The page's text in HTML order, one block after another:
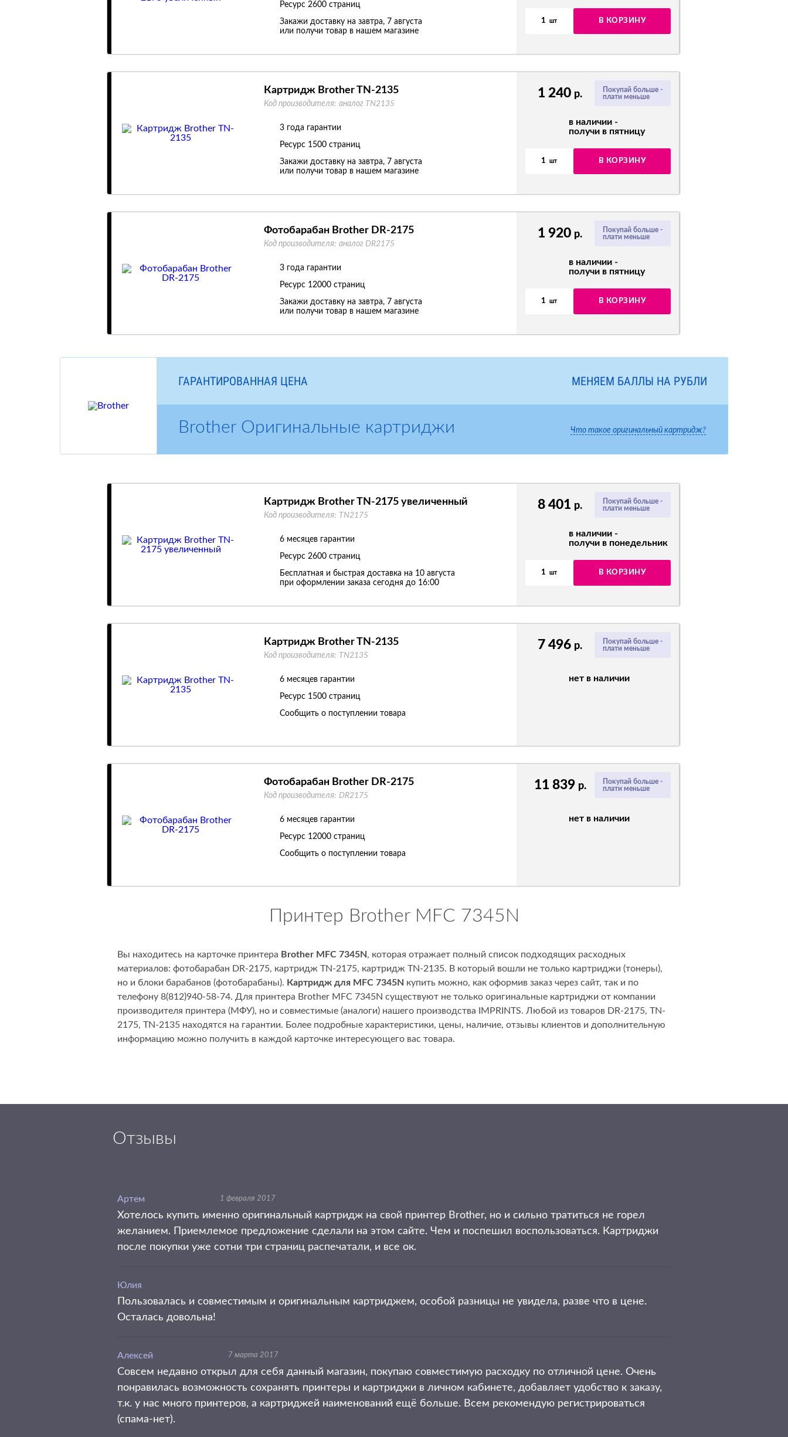
1 шт В КОРЗИНУ
Ресурс 2600 страниц
Закажи доставку на завтра, 7 августа
или получи товар в нашем магазине
Покупай больше -
плати меньше
1 240 р.
в наличии -
получи в пятницу
1 шт В КОРЗИНУ
Картридж Brother TN-2135
Код производителя: аналог TN2135
3 года гарантии
Ресурс 1500 страниц
Закажи доставку на завтра, 7 августа
или получи товар в нашем магазине
Покупай больше -
плати меньше
1 920 р.
в наличии -
получи в пятницу
1 шт В КОРЗИНУ
Фотобарабан Brother DR-2175
Код производителя: аналог DR2175
3 года гарантии
Ресурс 12000 страниц
Закажи доставку на завтра, 7 августа
или получи товар в нашем магазине
МЕНЯЕМ БАЛЛЫ НА РУБЛИ
ГАРАНТИРОВАННАЯ ЦЕНА
Что такое оригинальный картридж?
Brother Оригинальные картриджи
Покупай больше -
плати меньше
8 401 р.
в наличии -
получи в понедельник
1 шт В КОРЗИНУ
Картридж Brother TN-2175 увеличенный
Код производителя: TN2175
6 месяцев гарантии
Ресурс 2600 страниц
Бесплатная и быстрая доставка на 10 августа
при оформлении заказа сегодня до 16:00
Покупай больше -
плати меньше
7 496 р.
нет в наличии
Картридж Brother TN-2135
Код производителя: TN2135
6 месяцев гарантии
Ресурс 1500 страниц
Сообщить о поступлении товара
Покупай больше -
плати меньше
11 839 р.
нет в наличии
Фотобарабан Brother DR-2175
Код производителя: DR2175
6 месяцев гарантии
Ресурс 12000 страниц
Сообщить о поступлении товара
Принтер Brother MFC 7345N
Вы находитесь на карточке принтера Brother MFC 7345N, которая отражает полный список подходящих расходных
материалов: фотобарабан DR-2175, картридж TN-2175, картридж TN-2135. В который вошли не только картриджи (тонеры),
но и блоки барабанов (фотобарабаны). Картридж для MFC 7345N купить можно, как оформив заказ через сайт, так и по
телефону 8(812)940-58-74. Для принтера Brother MFC 7345N существуют не только оригинальные картриджи от компании
производителя принтера (МФУ), но и совместимые (аналоги) нашего производства IMPRINTS. Любой из товаров DR-2175, TN-
2175, TN-2135 находятся на гарантии. Более подробные характеристики, цены, наличие, отзывы клиентов и дополнительную
информацию можно получить в каждой карточке интересующего вас товара.
Отзывы
Артем 1 февраля 2017
Хотелось купить именно оригинальный картридж на свой принтер Brother, но и сильно тратиться не горел
желанием. Приемлемое предложение сделали на этом сайте. Чем и поспешил воспользоваться. Картриджи
после покупки уже сотни три страниц распечатали, и все ок.
Юлия
Пользовалась и совместимым и оригинальным картриджем, особой разницы не увидела, разве что в цене.
Осталась довольна!
Алексей 7 марта 2017
Совсем недавно открыл для себя данный магазин, покупаю совместимую расходку по отличной цене. Очень
понравилась возможность сохранять принтеры и картриджи в личном кабинете, добавляет удобство к заказу,
т.к. у нас много принтеров, а картриджей наименований ещё больше. Всем рекомендую регистрироваться
(спама-нет).